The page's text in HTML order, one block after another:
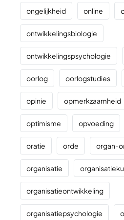
ongelijkheid online
ontwikkelingsbiologie
ontwikkelingspsychologie
oorlog oorlogstudies
opinie opmerkzaamheid
optimisme opvoeding
oratie orde organ-
organisatie
organisatieontwikkeling
organisatiepsychologie